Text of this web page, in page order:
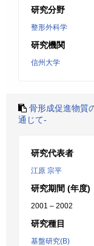
研究分野
整形外科学
研究機関
信州大学
骨形成促進物質
通じて-
研究代表者
江原 宗平
研究期間 (年度)
2001 – 2002
研究種目
基盤研究(B)